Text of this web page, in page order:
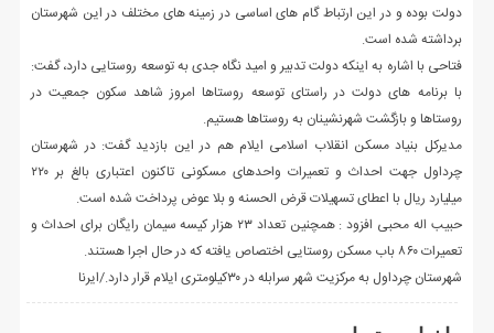
دولت بوده و در این ارتباط گام های اساسی در زمینه های مختلف در این شهرستان
برداشته شده است.
فتاحی با اشاره به اینکه دولت تدبیر و امید نگاه جدی به توسعه روستایی دارد، گفت:
با برنامه های دولت در راستای توسعه روستاها امروز شاهد سکون جمعیت در
روستاها و بازگشت شهرنشینان به روستاها هستیم.
مدیرکل بنیاد مسکن انقلاب اسلامی ایلام هم در این بازدید گفت: در شهرستان
چرداول جهت احداث و تعمیرات واحدهای مسکونی تاکنون اعتباری بالغ بر ۲۲۰
میلیارد ریال با اعطای تسهیلات قرض الحسنه و بلا عوض پرداخت شده است.
حبیب اله محبی افزود : همچنین تعداد ۲۳ هزار کیسه سیمان رایگان برای احداث و
تعمیرات ۸۶۰ باب مسکن روستایی اختصاص یافته که در حال اجرا هستند.
شهرستان چرداول به مرکزیت شهر سرابله در ۳۰کیلومتری ایلام قرار دارد./ایرنا